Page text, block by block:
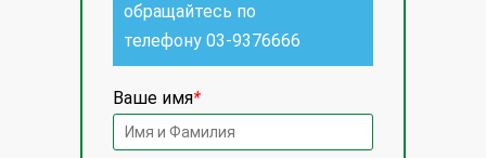
обращайтесь по
телефону 03-9376666
Ваше имя*